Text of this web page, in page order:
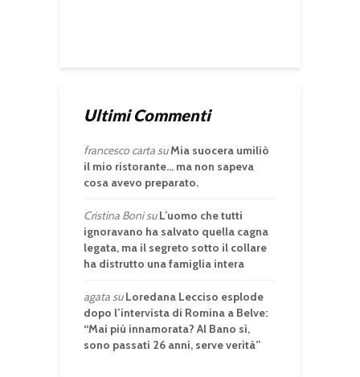
Ultimi Commenti
francesco cartasuMia suocera umiliò
il mio ristorante… ma non sapeva
cosa avevo preparato.
Cristina BonisuL’uomo che tutti
ignoravano ha salvato quella cagna
legata, ma il segreto sotto il collare
ha distrutto una famiglia intera
agatasuLoredana Lecciso esplode
dopo l’intervista di Romina a Belve:
“Mai più innamorata? Al Bano sì,
sono passati 26 anni, serve verità”